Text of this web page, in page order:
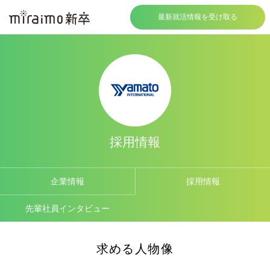
最新就活情報を受け取る
採用情報
企業情報 採用情報
先輩社員インタビュー
求める人物像